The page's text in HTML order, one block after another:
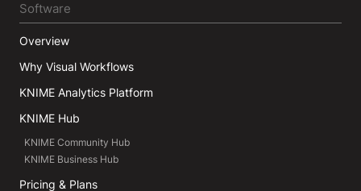
Software
Overview
Why Visual Workflows
KNIME Analytics Platform
KNIME Hub
KNIME Community Hub
KNIME Business Hub
Pricing & Plans